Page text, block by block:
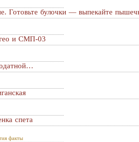
Готовьте булочки — выпекайте
и СМП-03
спета
факты